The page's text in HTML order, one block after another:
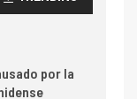
por la